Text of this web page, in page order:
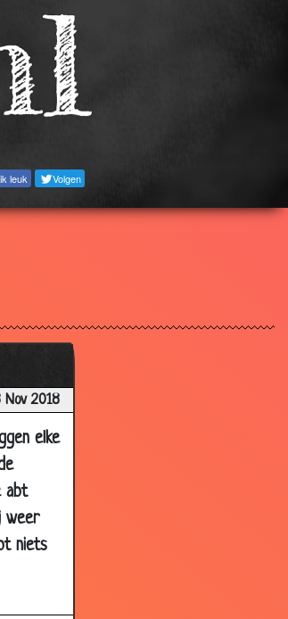
leuk Volgen
Nov 2018
elke
abt
weer
niets